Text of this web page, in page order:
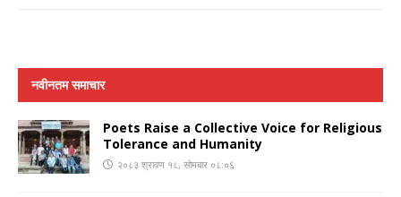
नवीनतम समाचार
Poets Raise a Collective Voice for Religious
Tolerance and Humanity
२०८३ श्रावण १८, सोमबार ०८:०६